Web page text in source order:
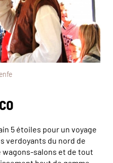
5 étoiles pour un voyage
verdoyants du nord de
wagons-salons et de tout